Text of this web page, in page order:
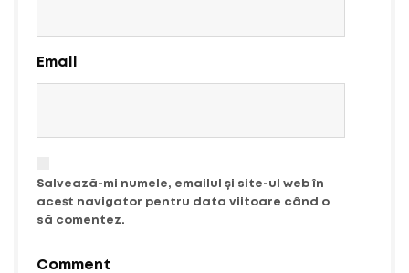
Email
Salvează-mi numele, emailul și site-ul web în
acest navigator pentru data viitoare când o
să comentez.
Comment